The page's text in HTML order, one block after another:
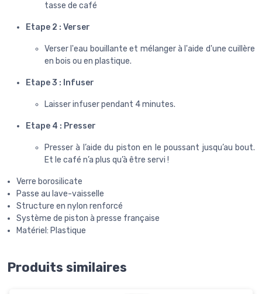
tasse de café
Etape 2 : Verser
Verser l'eau bouillante et mélanger à l'aide d'une cuillère
en bois ou en plastique.
Etape 3 : Infuser
Laisser infuser pendant 4 minutes.
Etape 4 : Presser
Presser à l’aide du piston en le poussant jusqu’au bout.
Et le café n’a plus qu’à être servi !
Verre borosilicate
Passe au lave-vaisselle
Structure en nylon renforcé
Système de piston à presse française
Matériel: Plastique
Produits similaires